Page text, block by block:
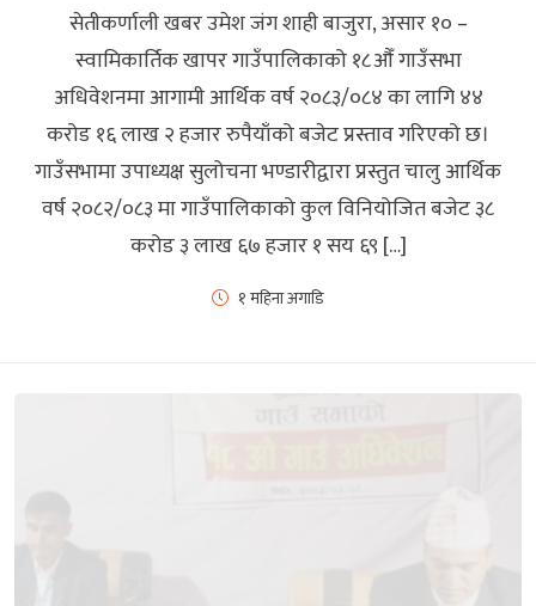
सेतीकर्णाली खबर उमेश जंग शाही बाजुरा, असार १० –
स्वामिकार्तिक खापर गाउँपालिकाको १८औँ गाउँसभा
अधिवेशनमा आगामी आर्थिक वर्ष २०८३/०८४ का लागि ४४
करोड १६ लाख २ हजार रुपैयाँको बजेट प्रस्ताव गरिएको छ।
गाउँसभामा उपाध्यक्ष सुलोचना भण्डारीद्वारा प्रस्तुत चालु आर्थिक
वर्ष २०८२/०८३ मा गाउँपालिकाको कुल विनियोजित बजेट ३८
करोड ३ लाख ६७ हजार १ सय ६९ […]
१ महिना अगाडि